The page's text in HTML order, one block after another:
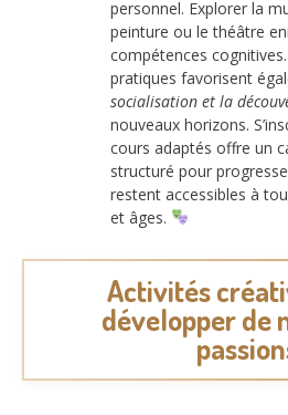
personnel. Explorer la
peinture ou le théâtre
compétences cognitives.
pratiques favorisent
socialisation et la
nouveaux horizons.
cours adaptés offre un
structuré pour
restent accessibles à
et âges.
Activités
développer de